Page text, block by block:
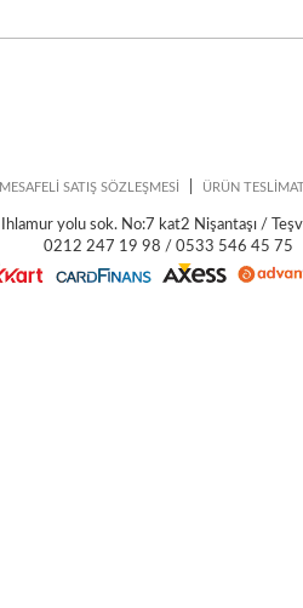
MESAFELİ SATIŞ SÖZLEŞMESİ ÜRÜN
Ihlamur yolu sok. No:7 kat2 Nişantaşı /
0212 247 19 98 / 0533 546 45 75